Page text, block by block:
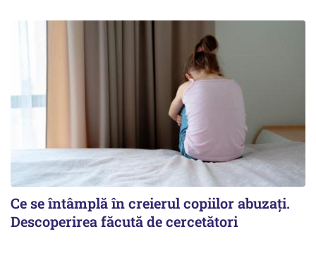
Ce se întâmplă în creierul copiilor abuzați.
Descoperirea făcută de cercetători